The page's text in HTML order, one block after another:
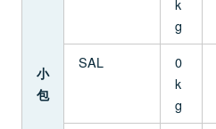
小
包
k
g
SAL
0
k
g